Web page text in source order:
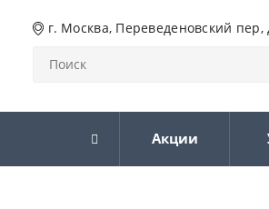
г. Москва, Переведеновский пер,
Акции